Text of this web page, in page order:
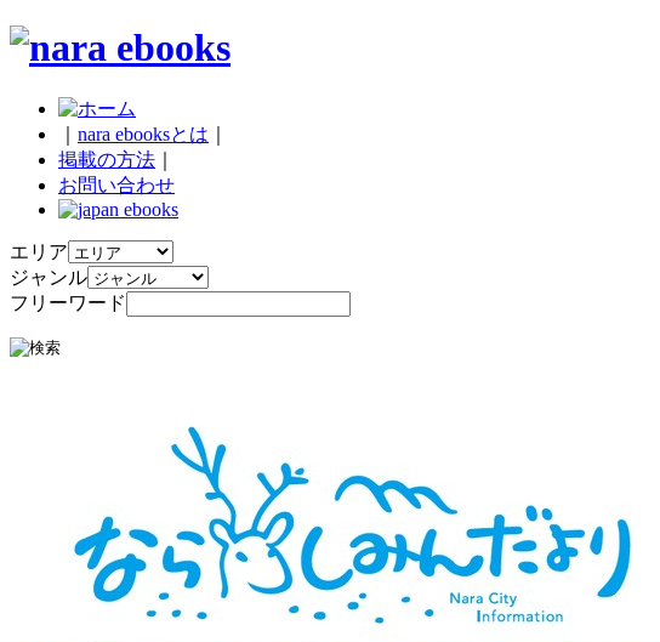
nara ebooksとは
掲載の方法
お問い合わせ
エリア
ジャンル
フリーワード